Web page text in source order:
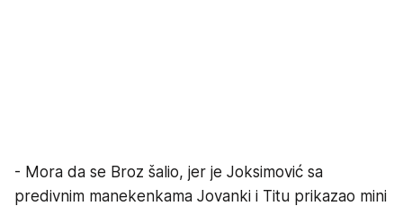
- Mora da se Broz šalio, jer je Joksimović sa
predivnim manekenkama Jovanki i Titu prikazao mini